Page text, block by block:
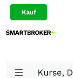
Kauf
Kurse,